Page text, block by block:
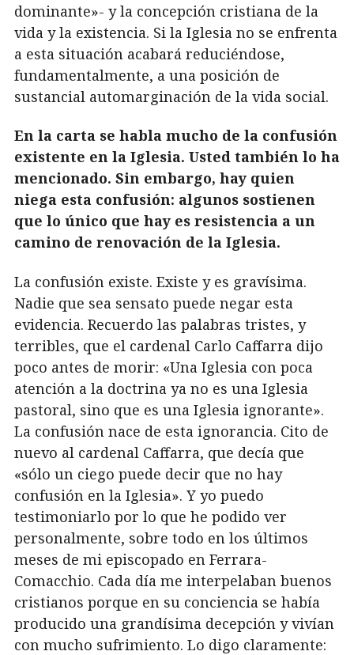
dominante»- y la concepción cristiana de la
vida y la existencia. Si la Iglesia no se enfrenta
a esta situación acabará reduciéndose,
fundamentalmente, a una posición de
sustancial automarginación de la vida social.
En la carta se habla mucho de la confusión
existente en la Iglesia. Usted también lo ha
mencionado. Sin embargo, hay quien
niega esta confusión: algunos sostienen
que lo único que hay es resistencia a un
camino de renovación de la Iglesia.
La confusión existe. Existe y es gravísima.
Nadie que sea sensato puede negar esta
evidencia. Recuerdo las palabras tristes, y
terribles, que el cardenal Carlo Caffarra dijo
poco antes de morir: «Una Iglesia con poca
atención a la doctrina ya no es una Iglesia
pastoral, sino que es una Iglesia ignorante».
La confusión nace de esta ignorancia. Cito de
nuevo al cardenal Caffarra, que decía que
«sólo un ciego puede decir que no hay
confusión en la Iglesia». Y yo puedo
testimoniarlo por lo que he podido ver
personalmente, sobre todo en los últimos
meses de mi episcopado en Ferrara-
Comacchio. Cada día me interpelaban buenos
cristianos porque en su conciencia se había
producido una grandísima decepción y vivían
con mucho sufrimiento. Lo digo claramente: